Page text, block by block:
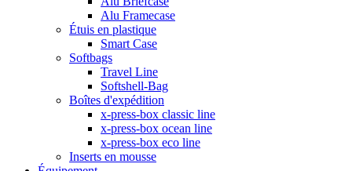
Alu Framecase
Étuis en plastique
Smart Case
Softbags
Travel Line
Softshell-Bag
Boîtes d'expédition
x-press-box classic line
x-press-box ocean line
x-press-box eco line
Inserts en mousse